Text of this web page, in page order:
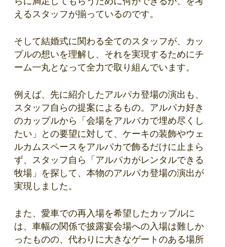
えるスタッフが揃っているのです。
そして結婚式に関わる全てのスタッフが、カッ
プルの想いを理解し、それを実現するためにチ
ーム一丸となって全力で取り組んでいます。
例えば、先に紹介したアルパカ登場の演出も、
スタッフ自らの提案によるもの。アルパカ好き
のカップルから「会場をアルパカで埋め尽くし
たい」との要望に対して、ケーキの装飾やウェ
ルカムスペースをアルパカで飾るだけに止まら
ず、スタッフ自ら「アルパカがレンタルできる
牧場」を探して、本物のアルパカ登場の演出が
実現しました。
また、愛車での再入場を希望したカップルに
は、車幅の関係で披露宴会場への入場は難しか
ったものの、代わりに大きなゲートのある場所